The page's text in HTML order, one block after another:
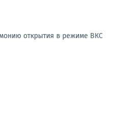
открытия в режиме ВКС